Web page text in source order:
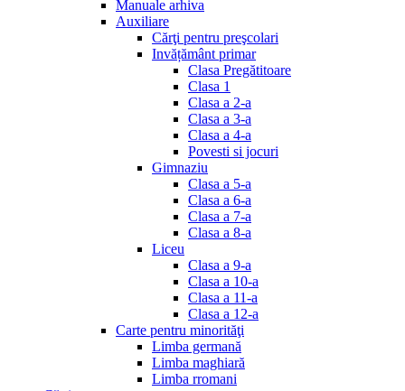
Manuale arhiva
Auxiliare
Cărţi pentru preşcolari
Invățământ primar
Clasa Pregătitoare
Clasa 1
Clasa a 2-a
Clasa a 3-a
Clasa a 4-a
Povesti si jocuri
Gimnaziu
Clasa a 5-a
Clasa a 6-a
Clasa a 7-a
Clasa a 8-a
Liceu
Clasa a 9-a
Clasa a 10-a
Clasa a 11-a
Clasa a 12-a
Carte pentru minorităţi
Limba germană
Limba maghiară
Limba rromani